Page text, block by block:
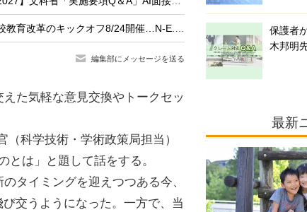
編集部にメッセージを送る
た気軽な意見交換やトークセッ
科学技術・学術政策局担当）
は」と題して話をする。
タイミングを迎えつつある今、
交うようになった。一方で、当
保護者
木邦明
最新